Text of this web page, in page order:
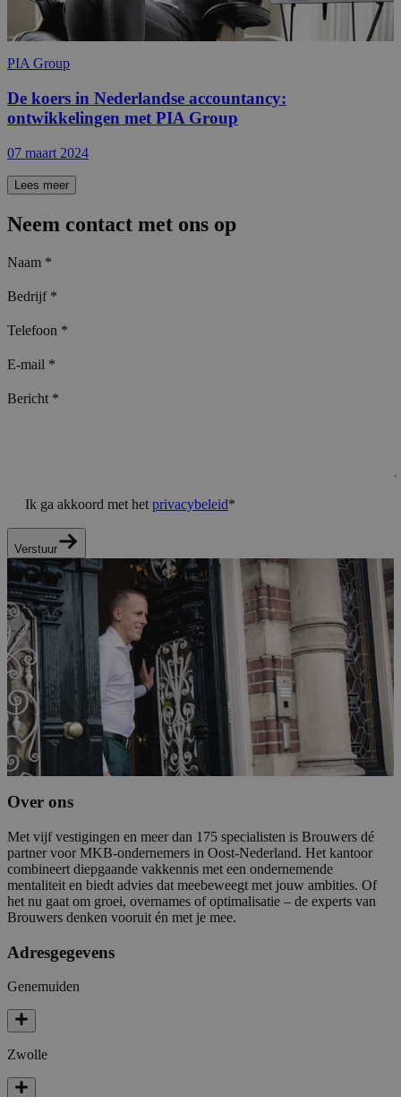
PIA Group
De koers in Nederlandse accountancy:
ontwikkelingen met PIA Group
07 maart 2024
Lees meer
Neem contact met ons op
Naam *
Bedrijf *
Telefoon *
E-mail *
Bericht *
Ik ga akkoord met het privacybeleid*
Verstuur
Over ons
Met vijf vestigingen en meer dan 175 specialisten is Brouwers dé
partner voor MKB-ondernemers in Oost-Nederland. Het kantoor
combineert diepgaande vakkennis met een ondernemende
mentaliteit en biedt advies dat meebeweegt met jouw ambities. Of
het nu gaat om groei, overnames of optimalisatie – de experts van
Brouwers denken vooruit én met je mee.
Adresgegevens
Genemuiden
Zwolle